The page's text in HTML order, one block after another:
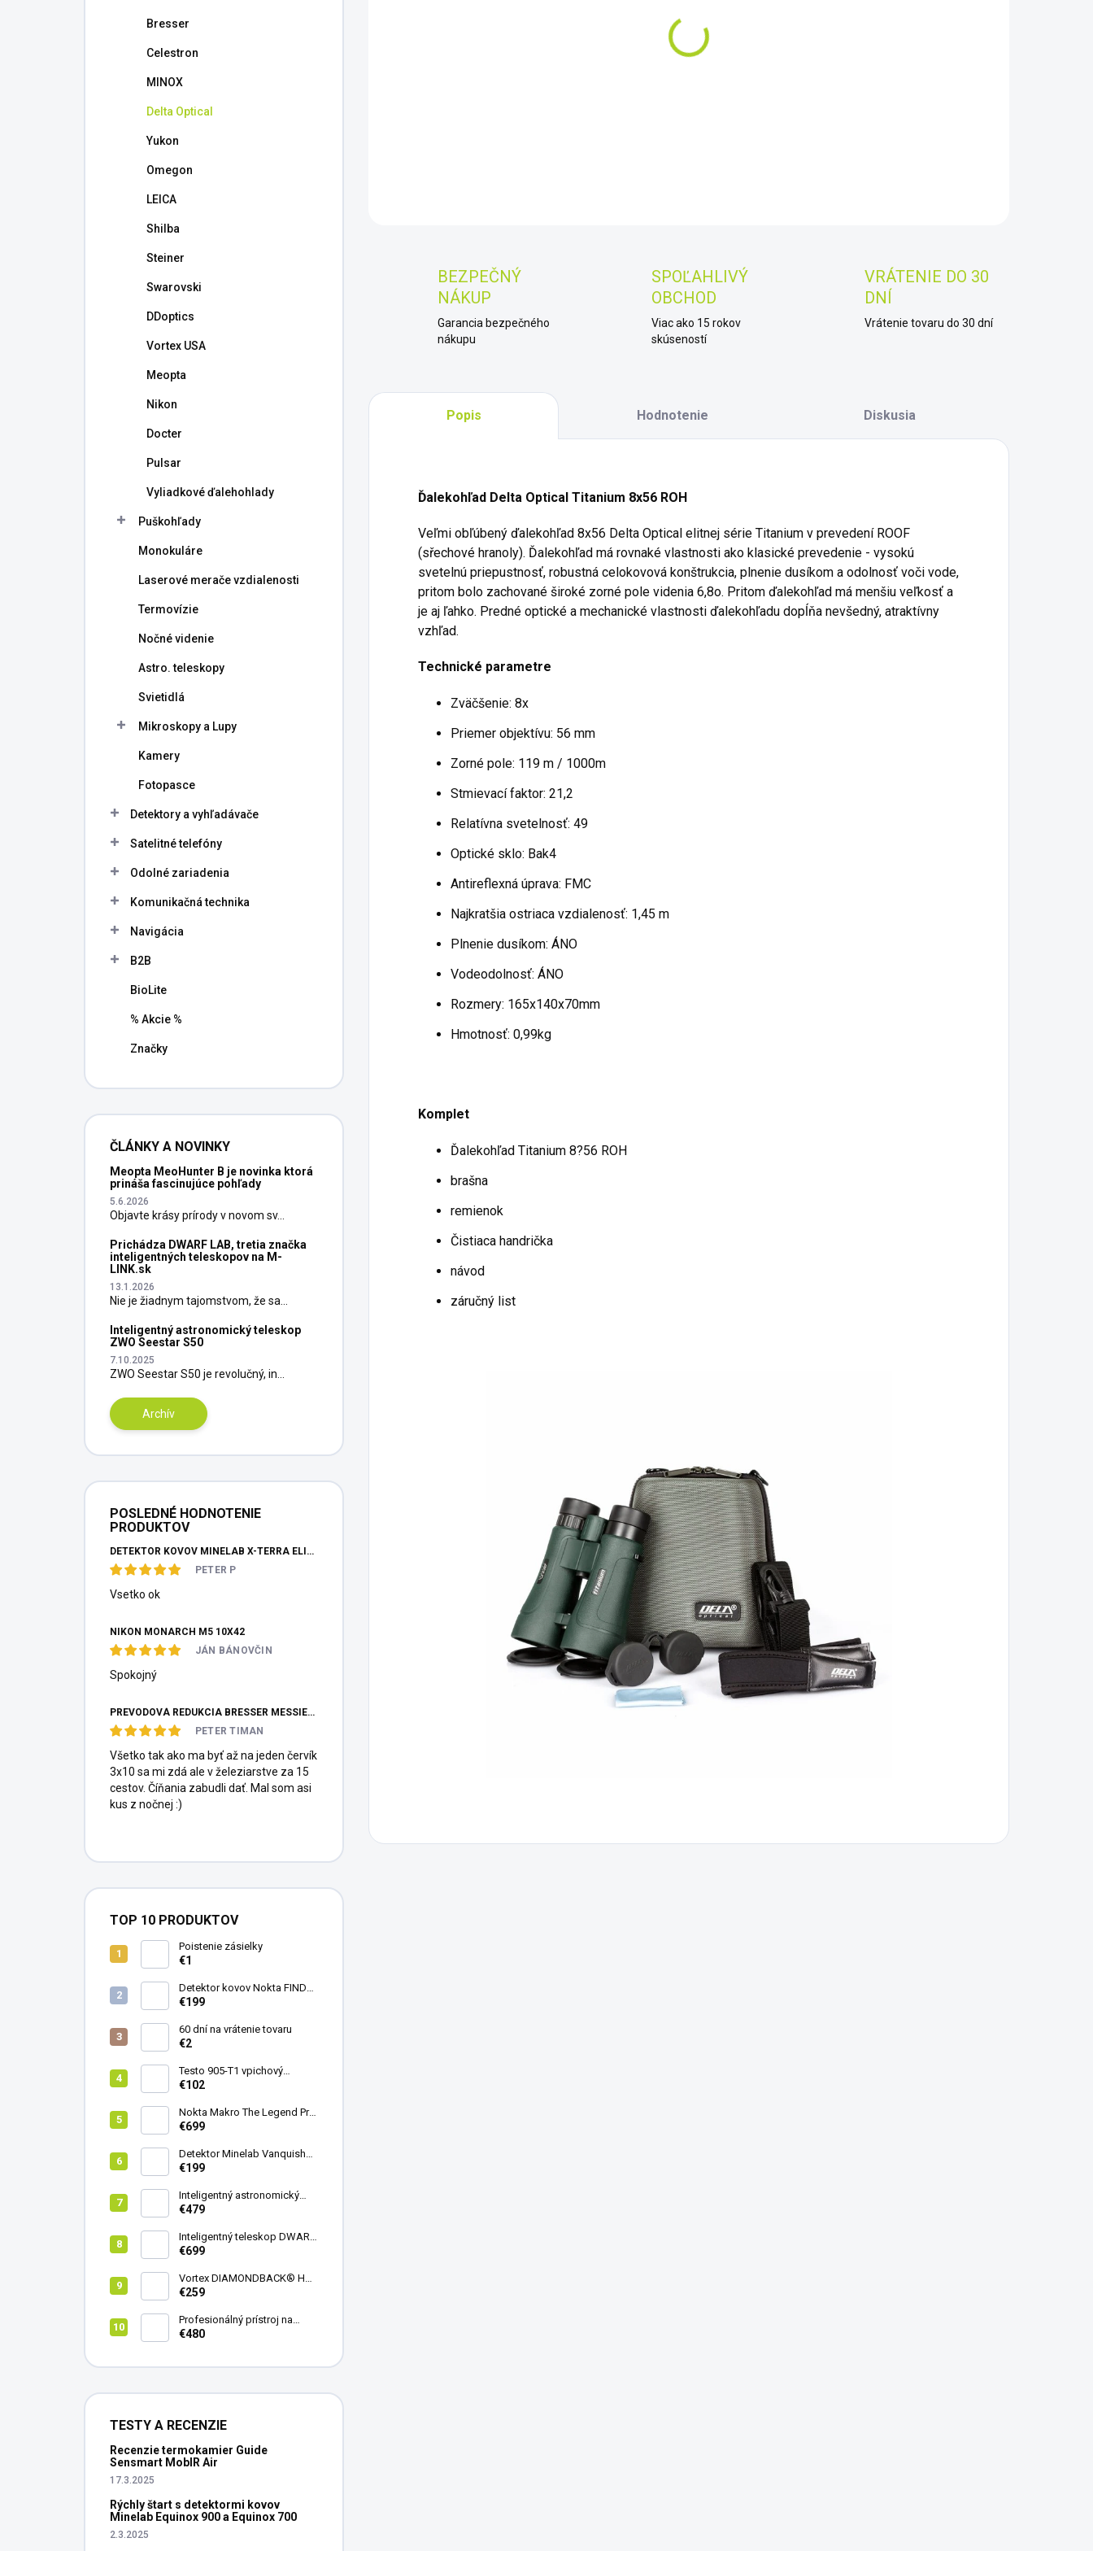
Bresser
Celestron
MINOX
Delta Optical
Yukon
Omegon
LEICA
Shilba
Steiner
Swarovski
DDoptics
Vortex USA
Meopta
Nikon
Docter
Pulsar
Vyliadkové ďalehohlady
Puškohľady
Monokuláre
Laserové merače vzdialenosti
Termovízie
Nočné videnie
Astro. teleskopy
Svietidlá
Mikroskopy a Lupy
Kamery
Fotopasce
Detektory a vyhľadávače
Satelitné telefóny
Odolné zariadenia
Komunikačná technika
Navigácia
B2B
BioLite
% Akcie %
Značky
ČLÁNKY A NOVINKY
Meopta MeoHunter B je novinka ktorá
prináša fascinujúce pohľady
5.6.2026
Objavte krásy prírody v novom sv...
Prichádza DWARF LAB, tretia značka
inteligentných teleskopov na M-
LINK.sk
13.1.2026
Nie je žiadnym tajomstvom, že sa...
Inteligentný astronomický teleskop
ZWO Seestar S50
7.10.2025
ZWO Seestar S50 je revolučný, in...
Archív
POSLEDNÉ HODNOTENIE
PRODUKTOV
DETEKTOR KOVOV MINELAB X-TERRA ELITE PINPOITER SET
PETER P
Vsetko ok
NIKON MONARCH M5 10X42
JÁN BÁNOVČIN
Spokojný
PREVODOVÁ REDUKCIA BRESSER MESSIER HEXAFOC 1:10
PETER TIMAN
Všetko tak ako ma byť až na jeden červík
3x10 sa mi zdá ale v železiarstve za 15
cestov. Číňania zabudli dať. Mal som asi
kus z nočnej :)
TOP 10 PRODUKTOV
Poistenie zásielky
€1
Detektor kovov Nokta FINDX
Pro
€199
60 dní na vrátenie tovaru
€2
Testo 905-T1 vpichový
teplomer
€102
Nokta Makro The Legend Pro
Pack - model 2024
€699
Detektor Minelab Vanquish
340
€199
Inteligentný astronomický
teleskop DwarfLab Dwarf
€479
Inteligentný teleskop DWARF
III + originálny statív DWARF 3
€699
Vortex DIAMONDBACK® HD
8X42
€259
Profesionálný prístroj na
vedenie vŕtania Laserliner
€480
TESTY A RECENZIE
Recenzie termokamier Guide
Sensmart MobIR Air
17.3.2025
Rýchly štart s detektormi kovov
Minelab Equinox 900 a Equinox 700
2.3.2025
BEZPEČNÝ
NÁKUP
Garancia bezpečného
nákupu
SPOĽAHLIVÝ
OBCHOD
Viac ako 15 rokov
skúseností
VRÁTENIE DO 30
DNÍ
Vrátenie tovaru do 30 dní
Popis Hodnotenie Diskusia
Ďalekohľad Delta Optical Titanium 8x56 ROH
Veľmi obľúbený ďalekohľad 8x56 Delta Optical elitnej série Titanium v prevedení ROOF
(sřechové hranoly). Ďalekohľad má rovnaké vlastnosti ako klasické prevedenie - vysokú
svetelnú priepustnosť, robustná celokovová konštrukcia, plnenie dusíkom a odolnosť voči vode,
pritom bolo zachované široké zorné pole videnia 6,8o. Pritom ďalekohľad má menšiu veľkosť a
je aj ľahko. Predné optické a mechanické vlastnosti ďalekohľadu dopĺňa nevšedný, atraktívny
vzhľad.
Technické parametre
Zväčšenie: 8x
Priemer objektívu: 56 mm
Zorné pole: 119 m / 1000m
Stmievací faktor: 21,2
Relatívna svetelnosť: 49
Optické sklo: Bak4
Antireflexná úprava: FMC
Najkratšia ostriaca vzdialenosť: 1,45 m
Plnenie dusíkom: ÁNO
Vodeodolnosť: ÁNO
Rozmery: 165x140x70mm
Hmotnosť: 0,99kg
Komplet
Ďalekohľad Titanium 8?56 ROH
brašna
remienok
Čistiaca handrička
návod
záručný list